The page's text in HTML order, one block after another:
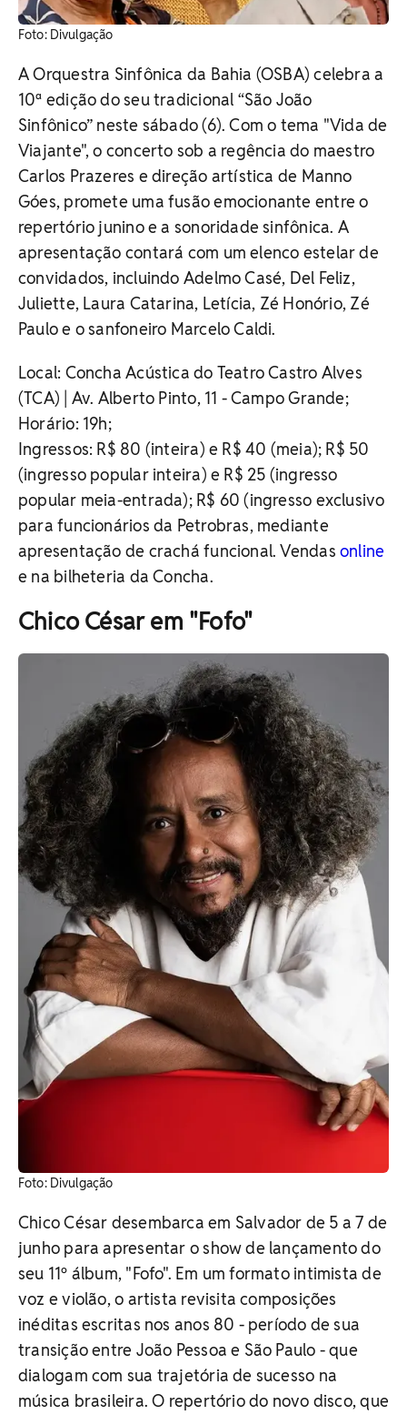
Foto: Divulgação
A Orquestra Sinfônica da Bahia (OSBA) celebra a
10ª edição do seu tradicional “São João
Sinfônico” neste sábado (6). Com o tema "Vida de
Viajante", o concerto sob a regência do maestro
Carlos Prazeres e direção artística de Manno
Góes, promete uma fusão emocionante entre o
repertório junino e a sonoridade sinfônica. A
apresentação contará com um elenco estelar de
convidados, incluindo Adelmo Casé, Del Feliz,
Juliette, Laura Catarina, Letícia, Zé Honório, Zé
Paulo e o sanfoneiro Marcelo Caldi.
Local: Concha Acústica do Teatro Castro Alves
(TCA) | Av. Alberto Pinto, 11 - Campo Grande;
Horário: 19h;
Ingressos: R$ 80 (inteira) e R$ 40 (meia); R$ 50
(ingresso popular inteira) e R$ 25 (ingresso
popular meia-entrada); R$ 60 (ingresso exclusivo
para funcionários da Petrobras, mediante
apresentação de crachá funcional. Vendasonline
e na bilheteria da Concha.
Chico César em "Fofo"
Foto: Divulgação
Chico César desembarca em Salvador de 5 a 7 de
junho para apresentar o show de lançamento do
seu 11º álbum, "Fofo". Em um formato intimista de
voz e violão, o artista revisita composições
inéditas escritas nos anos 80 - período de sua
transição entre João Pessoa e São Paulo - que
dialogam com sua trajetória de sucesso na
música brasileira. O repertório do novo disco, que